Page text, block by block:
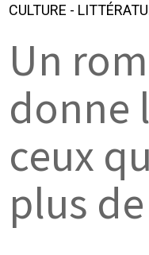
CULTURE -
Un
donne
ceux
plus